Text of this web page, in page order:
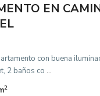
EN
con buena
2 baños co ...
2